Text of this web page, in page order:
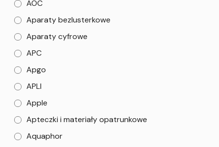
AOC
Aparaty bezlusterkowe
Aparaty cyfrowe
APC
Apgo
APLI
Apple
Apteczki i materiały opatrunkowe
Aquaphor